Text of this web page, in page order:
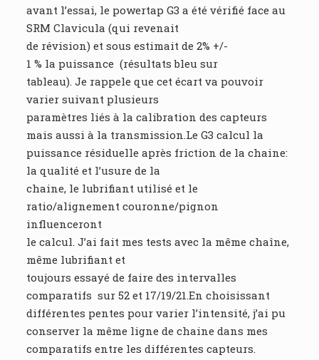
avant l’essai, le powertap G3 a été vérifié face au
SRM Clavicula (qui revenait
de révision) et sous estimait de 2% +/-
1 % la puissance (résultats bleu sur
tableau). Je rappele que cet écart va pouvoir
varier suivant plusieurs
paramètres liés à la calibration des capteurs
mais aussi à la transmission.Le G3 calcul la
puissance résiduelle après friction de la chaine:
la qualité et l’usure de la
chaine, le lubrifiant utilisé et le
ratio/alignement couronne/pignon
influenceront
le calcul. J’ai fait mes tests avec la même chaîne,
même lubrifiant et
toujours essayé de faire des intervalles
comparatifs sur 52 et 17/19/21.En choisissant
différentes pentes pour varier l’intensité, j’ai pu
conserver la même ligne de chaine dans mes
comparatifs entre les différentes capteurs.